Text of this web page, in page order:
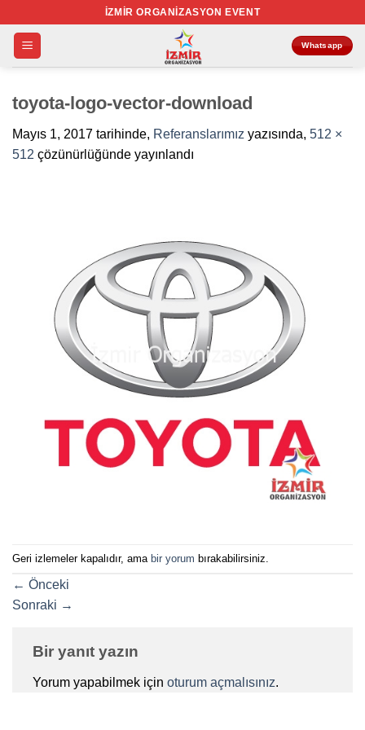
atla
İZMIR ORGANIZASYON EVENT
Whatsapp
toyota-logo-vector-download
Mayıs 1, 2017 tarihinde, Referanslarımız yazısında, 512 ×
512 çözünürlüğünde yayınlandı
Geri izlemeler kapalıdır, ama bir yorum bırakabilirsiniz.
← Önceki
Sonraki →
Bir yanıt yazın
Yorum yapabilmek için oturum açmalısınız.